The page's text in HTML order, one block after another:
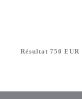
Résultat 750 EUR